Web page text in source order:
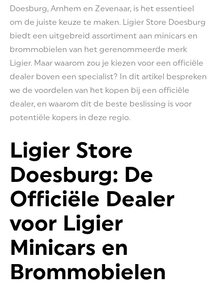
Doesburg, Arnhem en Zevenaar, is het essentieel
om de juiste keuze te maken. Ligier Store Doesburg
biedt een uitgebreid assortiment aan minicars en
brommobielen van het gerenommeerde merk
Ligier. Maar waarom zou je kiezen voor een officiële
dealer boven een specialist? In dit artikel bespreken
we de voordelen van het kopen bij een officiële
dealer, en waarom dit de beste beslissing is voor
potentiële kopers in deze regio.
Ligier Store
Doesburg: De
Officiële Dealer
voor Ligier
Minicars en
Brommobielen